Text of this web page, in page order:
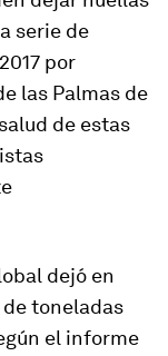
serie de
por
las Palmas de
de estas
dejó en
toneladas
el informe